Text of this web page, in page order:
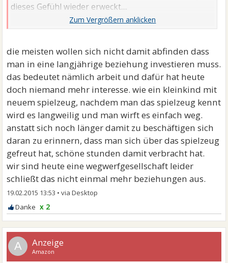
dieses Gefühl wieder erweckt....
Ergo, verlasst eure Partner bevor ihr ihnen weh tut!
die meisten wollen sich nicht damit abfinden dass
man in eine langjährige beziehung investieren muss.
das bedeutet nämlich arbeit und dafür hat heute
doch niemand mehr interesse. wie ein kleinkind mit
neuem spielzeug, nachdem man das spielzeug kennt
wird es langweilig und man wirft es einfach weg.
anstatt sich noch länger damit zu beschäftigen sich
daran zu erinnern, dass man sich über das spielzeug
gefreut hat, schöne stunden damit verbracht hat.
wir sind heute eine wegwerfgesellschaft leider
schließt das nicht einmal mehr beziehungen aus.
19.02.2015 13:53 •
x 2
A